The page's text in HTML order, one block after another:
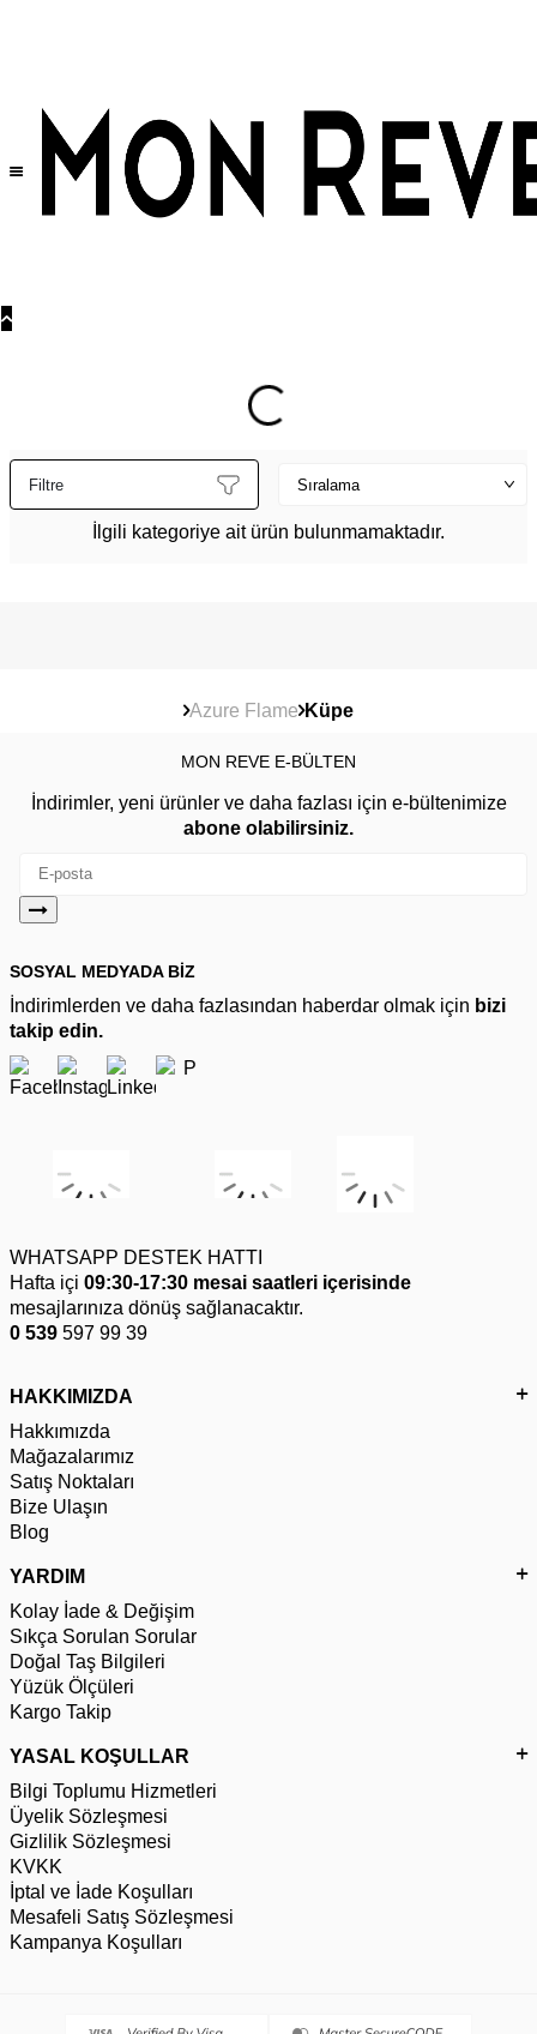
Filtre
İlgili kategoriye ait ürün bulunmamaktadır.
Azure Flame Küpe
MON REVE E-BÜLTEN
İndirimler, yeni ürünler ve daha fazlası için e-bültenimize
abone olabilirsiniz.
SOSYAL MEDYADA BİZ
İndirimlerden ve daha fazlasından haberdar olmak için bizi
takip edin.
WHATSAPP DESTEK HATTI
Hafta içi 09:30-17:30 mesai saatleri içerisinde
mesajlarınıza dönüş sağlanacaktır.
0 539 597 99 39
HAKKIMIZDA
Hakkımızda
Mağazalarımız
Satış Noktaları
Bize Ulaşın
Blog
YARDIM
Kolay İade & Değişim
Sıkça Sorulan Sorular
Doğal Taş Bilgileri
Yüzük Ölçüleri
Kargo Takip
YASAL KOŞULLAR
Bilgi Toplumu Hizmetleri
Üyelik Sözleşmesi
Gizlilik Sözleşmesi
KVKK
İptal ve İade Koşulları
Mesafeli Satış Sözleşmesi
Kampanya Koşulları